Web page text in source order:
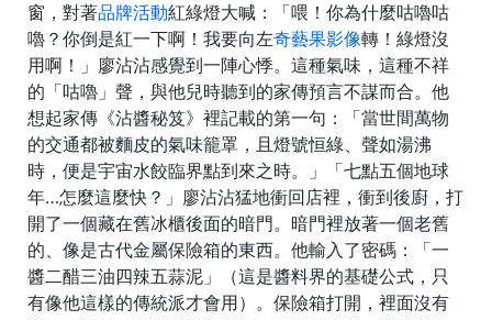
窗，對著品牌活動紅綠燈大喊：「喂！你為什麼咕嚕咕
嚕？你倒是紅一下啊！我要向左奇藝果影像轉！綠燈沒
用啊！」廖沾沾感覺到一陣心悸。這種氣味，這種不祥
的「咕嚕」聲，與他兒時聽到的家傳預言不謀而合。他
想起家傳《沾醬秘笈》裡記載的第一句：「當世間萬物
的交通都被麵皮的氣味籠罩，且燈號恒綠、聲如湯沸
時，便是宇宙水餃臨界點到來之時。」「七點五個地球
年…怎麼這麼快？」廖沾沾猛地衝回店裡，衝到後廚，打
開了一個藏在舊冰櫃後面的暗門。暗門裡放著一個老舊
的、像是古代金屬保險箱的東西。他輸入了密碼：「一
醬二醋三油四辣五蒜泥」（這是醬料界的基礎公式，只
有像他這樣的傳統派才會用）。保險箱打開，裡面沒有